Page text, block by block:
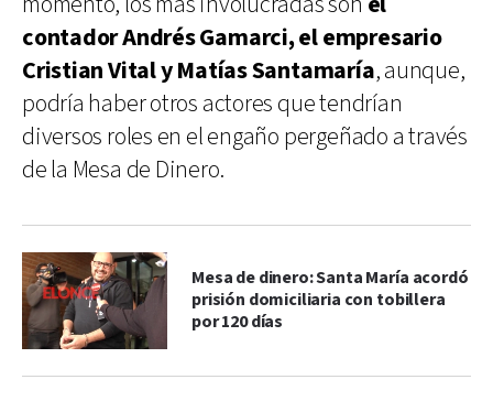
contador Andrés Gamarci, el empresario
Cristian Vital y Matías Santamaría, aunque,
podría haber otros actores que tendrían
diversos roles en el engaño pergeñado a través
de la Mesa de Dinero.
Mesa de dinero: Santa María acordó
prisión domiciliaria con tobillera
por 120 días